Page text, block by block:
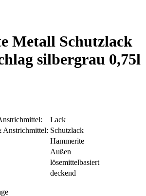
Metall Schutzlack
silbergrau 0,75l
Lack
Anstrichmittel: Schutzlack
Hammerite
Außen
lösemittelbasiert
deckend